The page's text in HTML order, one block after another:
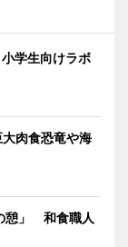
学生向けラボ
肉食恐竜や海
憩」 和食職人